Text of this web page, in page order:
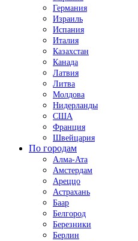
Германия
Израиль
Испания
Италия
Казахстан
Канада
Латвия
Литва
Молдова
Нидерланды
США
Франция
Швейцария
По городам
Алма-Ата
Амстердам
Ареццо
Астрахань
Баар
Белгород
Березники
Берлин